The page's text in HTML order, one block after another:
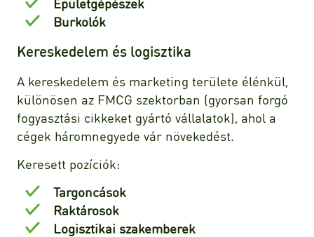
Épületgépészek
Burkolók
Kereskedelem és logisztika
A kereskedelem és marketing területe élénkül,
különösen az FMCG szektorban (gyorsan forgó
fogyasztási cikkeket gyártó vállalatok), ahol a
cégek háromnegyede vár növekedést.
Keresett pozíciók:
Targoncások
Raktárosok
Logisztikai szakemberek